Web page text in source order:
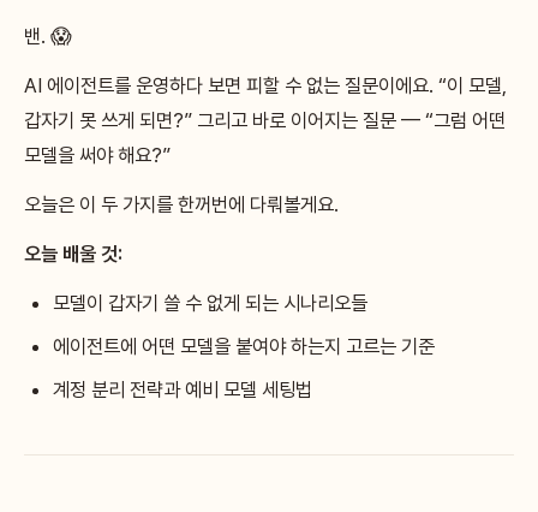
밴. 😱
AI 에이전트를 운영하다 보면 피할 수 없는 질문이에요. “이 모델,
갑자기 못 쓰게 되면?” 그리고 바로 이어지는 질문 — “그럼 어떤
모델을 써야 해요?”
오늘은 이 두 가지를 한꺼번에 다뤄볼게요.
오늘 배울 것:
모델이 갑자기 쓸 수 없게 되는 시나리오들
에이전트에 어떤 모델을 붙여야 하는지 고르는 기준
계정 분리 전략과 예비 모델 세팅법